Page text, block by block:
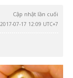
Cập nhật lần cuối
2017-07-17 12:09 UTC+7